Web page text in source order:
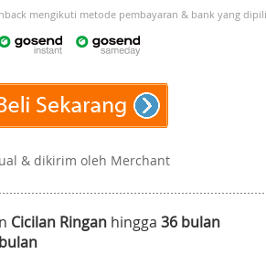
mengikuti metode pembayaran & bank yang
& dikirim oleh Merchant
Cicilan Ringan hingga 36 bulan